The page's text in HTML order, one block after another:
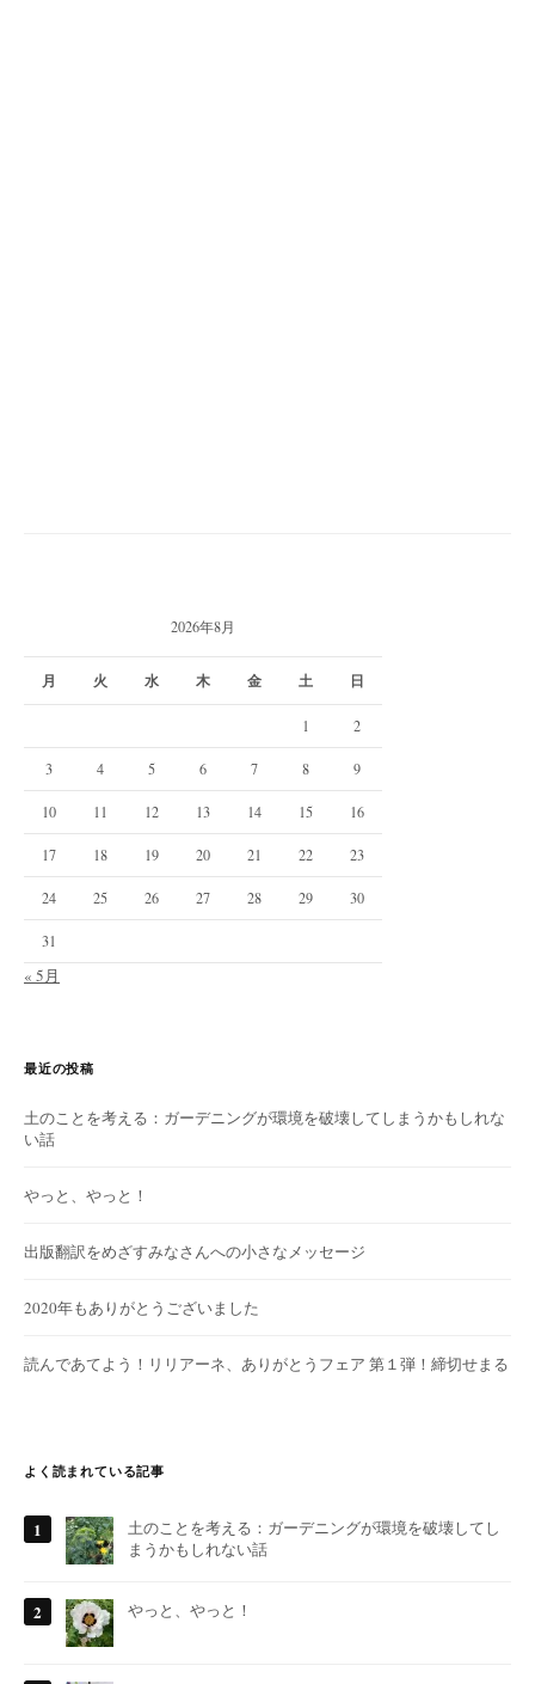
2026年8月
月 火 水 木 金 土 日
1 2
3 4 5 6 7 8 9
10 11 12 13 14 15 16
17 18 19 20 21 22 23
24 25 26 27 28 29 30
31
« 5月
最近の投稿
土のことを考える：ガーデニングが環境を破壊してしまうかもしれな
い話
やっと、やっと！
出版翻訳をめざすみなさんへの小さなメッセージ
2020年もありがとうございました
読んであてよう！リリアーネ、ありがとうフェア 第１弾！締切せまる
よく読まれている記事
土のことを考える：ガーデニングが環境を破壊してし
まうかもしれない話
やっと、やっと！